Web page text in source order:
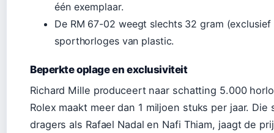
één exemplaar.
De RM 67-02 weegt slechts 32 gram
sporthorloges van plastic.
Beperkte oplage en exclusiviteit
Richard Mille produceert naar schatting 5.000
Rolex maakt meer dan 1 miljoen stuks per jaar.
dragers als Rafael Nadal en Nafi Thiam, jaagt de